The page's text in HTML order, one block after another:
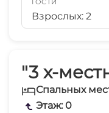
"3 х-
Спальных
Этаж: 0
ГОСТИ
Взрослых: 2